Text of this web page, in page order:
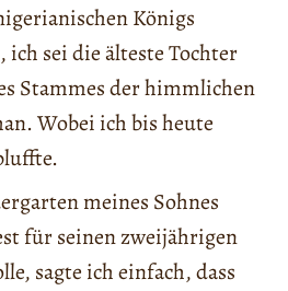
Königs
sei die älteste Tochter
Stammes der himmlichen
Wobei ich bis heute
meines Sohnes
für seinen zweijährigen
sagte ich einfach, dass